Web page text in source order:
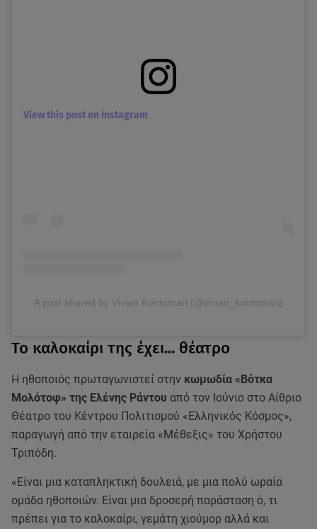
View this post on Instagram
A post shared by Vivian Kontomari (@vivian_kontomari)
Το καλοκαίρι της έχει... θέατρο
Η ηθοποιός πρωταγωνιστεί στην κωμωδία «Βότκα
Μολότοφ» της Ελένης Ράντου από τον Ιούνιο στο Αίθριο
Θέατρο του Κέντρου Πολιτισμού «Ελληνικός Κόσμος»,
παραγωγή από την εταιρεία «Μέθεξις» του Χρήστου
Τριπόδη.
«Είναι μια καταπληκτική δουλειά, με μια πολύ ωραία
ομάδα ηθοποιών. Είναι μια δροσερή παράσταση ό, τι
πρέπει για το καλοκαίρι, γεμάτη χιούμορ αλλά και